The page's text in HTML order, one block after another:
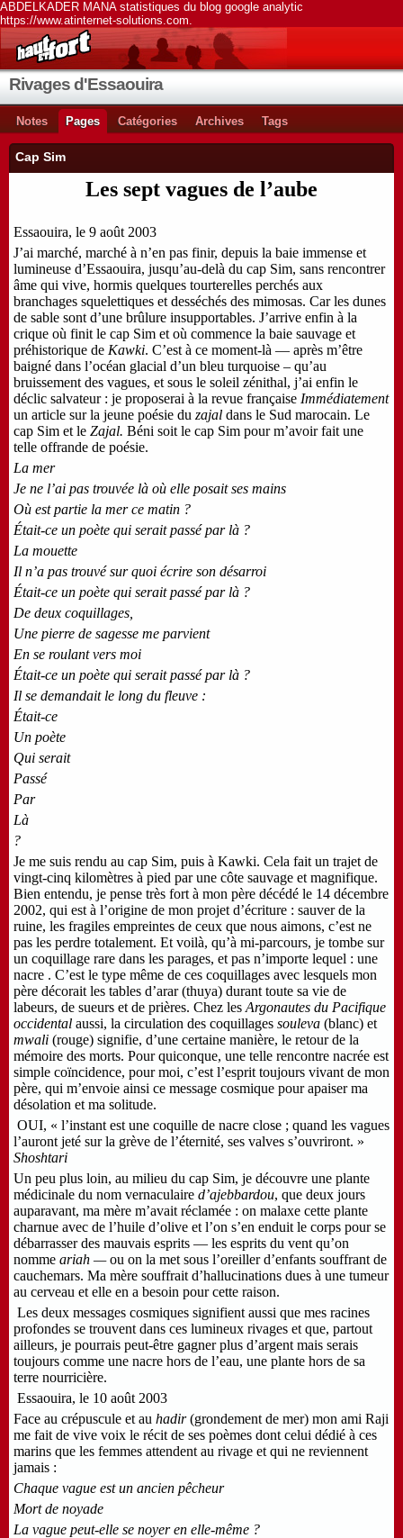
ABDELKADER MANA statistiques du blog google analytic
https://www.atinternet-solutions.com.
Rivages d'Essaouira
Notes Pages Catégories Archives Tags
Cap Sim
Les sept vagues de l’aube
Essaouira, le 9 août 2003
J’ai marché, marché à n’en pas finir, depuis la baie immense et
lumineuse d’Essaouira, jusqu’au-delà du cap Sim, sans rencontrer
âme qui vive, hormis quelques tourterelles perchés aux
branchages squelettiques et desséchés des mimosas. Car les dunes
de sable sont d’une brûlure insupportables. J’arrive enfin à la
crique où finit le cap Sim et où commence la baie sauvage et
préhistorique de Kawki. C’est à ce moment-là — après m’être
baigné dans l’océan glacial d’un bleu turquoise – qu’au
bruissement des vagues, et sous le soleil zénithal, j’ai enfin le
déclic salvateur : je proposerai à la revue française Immédiatement
un article sur la jeune poésie du zajal dans le Sud marocain. Le
cap Sim et le Zajal. Béni soit le cap Sim pour m’avoir fait une
telle offrande de poésie.
La mer
Je ne l’ai pas trouvée là où elle posait ses mains
Où est partie la mer ce matin ?
Était-ce un poète qui serait passé par là ?
La mouette
Il n’a pas trouvé sur quoi écrire son désarroi
Était-ce un poète qui serait passé par là ?
De deux coquillages,
Une pierre de sagesse me parvient
En se roulant vers moi
Était-ce un poète qui serait passé par là ?
Il se demandait le long du fleuve :
Était-ce
Un poète
Qui serait
Passé
Par
Là
?
Je me suis rendu au cap Sim, puis à Kawki. Cela fait un trajet de
vingt-cinq kilomètres à pied par une côte sauvage et magnifique.
Bien entendu, je pense très fort à mon père décédé le 14 décembre
2002, qui est à l’origine de mon projet d’écriture : sauver de la
ruine, les fragiles empreintes de ceux que nous aimons, c’est ne
pas les perdre totalement. Et voilà, qu’à mi-parcours, je tombe sur
un coquillage rare dans les parages, et pas n’importe lequel : une
nacre . C’est le type même de ces coquillages avec lesquels mon
père décorait les tables d’arar (thuya) durant toute sa vie de
labeurs, de sueurs et de prières. Chez les Argonautes du Pacifique
occidental aussi, la circulation des coquillages souleva (blanc) et
mwali (rouge) signifie, d’une certaine manière, le retour de la
mémoire des morts. Pour quiconque, une telle rencontre nacrée est
simple coïncidence, pour moi, c’est l’esprit toujours vivant de mon
père, qui m’envoie ainsi ce message cosmique pour apaiser ma
désolation et ma solitude.
OUI, « l’instant est une coquille de nacre close ; quand les vagues
l’auront jeté sur la grève de l’éternité, ses valves s’ouvriront. »
Shoshtari
Un peu plus loin, au milieu du cap Sim, je découvre une plante
médicinale du nom vernaculaire d’ajebbardou, que deux jours
auparavant, ma mère m’avait réclamée : on malaxe cette plante
charnue avec de l’huile d’olive et l’on s’en enduit le corps pour se
débarrasser des mauvais esprits — les esprits du vent qu’on
nomme ariah —ou on la met sous l’oreiller d’enfants souffrant de
cauchemars. Ma mère souffrait d’hallucinations dues à une tumeur
au cerveau et elle en a besoin pour cette raison.
Les deux messages cosmiques signifient aussi que mes racines
profondes se trouvent dans ces lumineux rivages et que, partout
ailleurs, je pourrais peut-être gagner plus d’argent mais serais
toujours comme une nacre hors de l’eau, une plante hors de sa
terre nourricière.
Essaouira, le 10 août 2003
Face au crépuscule et au hadir(grondement de mer) mon ami Raji
me fait de vive voix le récit de ses poèmes dont celui dédié à ces
marins que les femmes attendent au rivage et qui ne reviennent
jamais :
Chaque vague est un ancien pêcheur
Mort de noyade
La vague peut-elle se noyer en elle-même ?